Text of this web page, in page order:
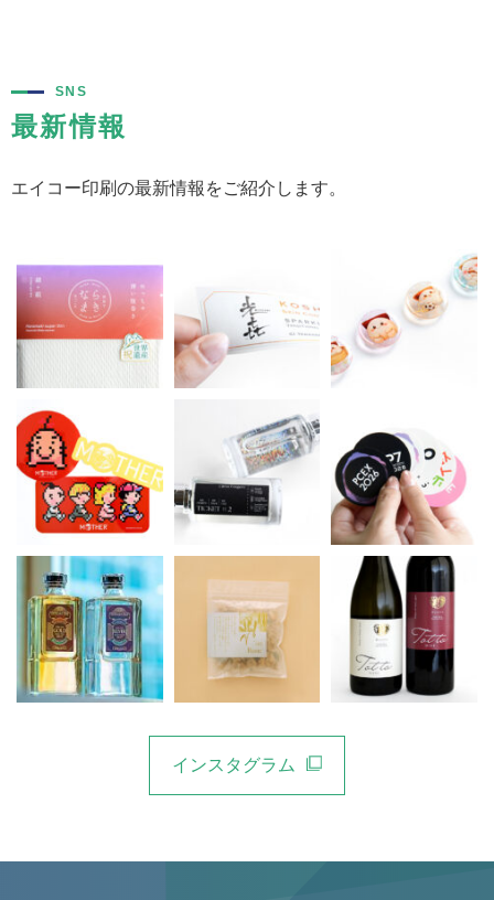
SNS
最新情報
エイコー印刷の最新情報をご紹介します。
インスタグラム